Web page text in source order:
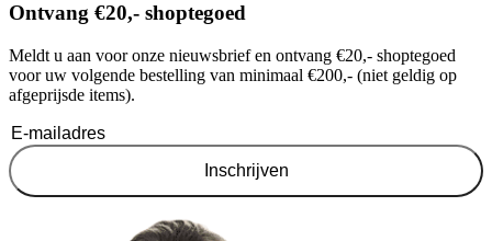
Ontvang €20,- shoptegoed
Meldt u aan voor onze nieuwsbrief en ontvang €20,- shoptegoed
voor uw volgende bestelling van minimaal €200,- (niet geldig op
afgeprijsde items).
Inschrijven